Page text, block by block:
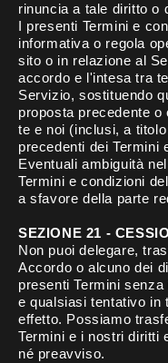
rinuncia a tale diritto o
I presenti Termini e
informativa o regola
sito o in relazione al
accordo e l'intesa tra
Servizio, sostituendo
proposta precedente
te e noi (inclusi, a
precedenti dei Termini
Eventuali ambiguità
Termini e condizioni
a sfavore della parte
SEZIONE 21 -
Non puoi delegare,
Accordo o alcuno dei
presenti Termini
e qualsiasi tentativo in
effetto. Possiamo
Termini e i nostri diritti
né preavviso.